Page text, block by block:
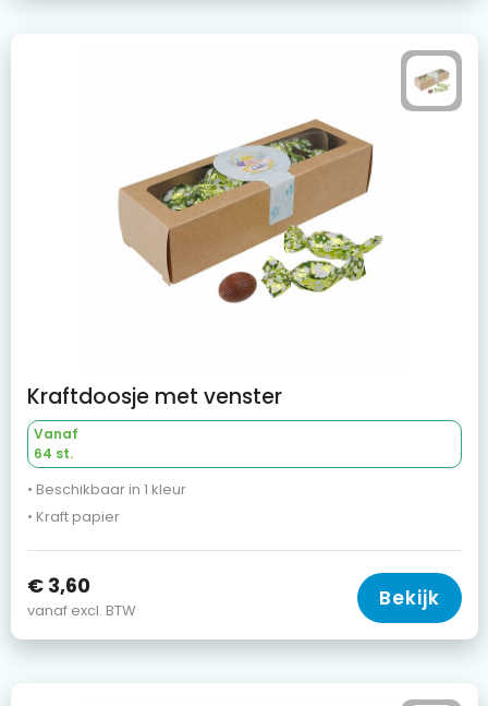
Kraftdoosje met venster
Vanaf
64 st.
• Beschikbaar in 1 kleur
• Kraft papier
€ 3,60
vanaf excl. BTW Bekijk